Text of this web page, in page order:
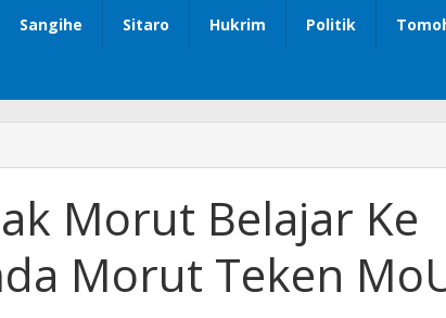
Sangihe Sitaro Hukrim Politik
Morut Belajar Ke
Morut Teken